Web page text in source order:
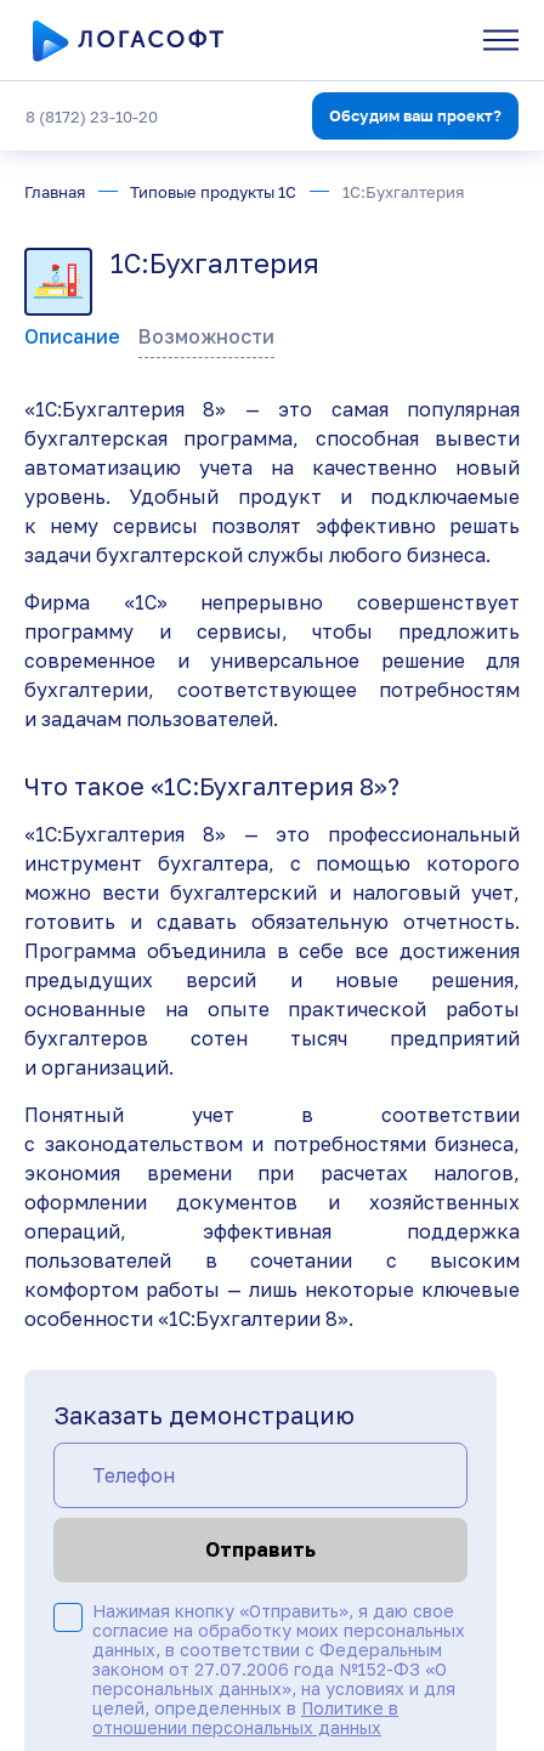
8 (8172) 23-10-20 Обсудим ваш проект?
Главная Типовые продукты 1С 1С:Бухгалтерия
1С:Бухгалтерия
Описание Возможности
«1C:Бухгалтерия 8» — это самая популярная
бухгалтерская программа, способная вывести
автоматизацию учета на качественно новый
уровень. Удобный продукт и подключаемые
к нему сервисы позволят эффективно решать
задачи бухгалтерской службы любого бизнеса.
Фирма «1С» непрерывно совершенствует
программу и сервисы, чтобы предложить
современное и универсальное решение для
бухгалтерии, соответствующее потребностям
и задачам пользователей.
Что такое «1C:Бухгалтерия 8»?
«1C:Бухгалтерия 8» — это профессиональный
инструмент бухгалтера, с помощью которого
можно вести бухгалтерский и налоговый учет,
готовить и сдавать обязательную отчетность.
Программа объединила в себе все достижения
предыдущих версий и новые решения,
основанные на опыте практической работы
бухгалтеров сотен тысяч предприятий
и организаций.
Понятный учет в соответствии
с законодательством и потребностями бизнеса,
экономия времени при расчетах налогов,
оформлении документов и хозяйственных
операций, эффективная поддержка
пользователей в сочетании с высоким
комфортом работы — лишь некоторые ключевые
особенности «1C:Бухгалтерии 8».
Заказать демонстрацию
Отправить
Нажимая кнопку «Отправить», я даю свое
согласие на обработку моих персональных
данных, в соответствии с Федеральным
законом от 27.07.2006 года №152-ФЗ «О
персональных данных», на условиях и для
целей, определенных в Политике в
отношении персональных данных